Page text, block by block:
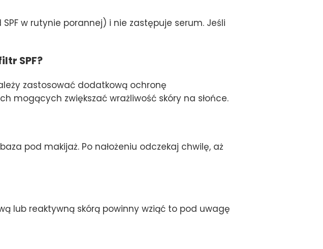
w rutynie porannej) i nie zastępuje serum. Jeśli
SPF?
zastosować dodatkową ochronę
mogących zwiększać wrażliwość skóry na słońce.
pod makijaż. Po nałożeniu odczekaj chwilę, aż
lub reaktywną skórą powinny wziąć to pod uwagę